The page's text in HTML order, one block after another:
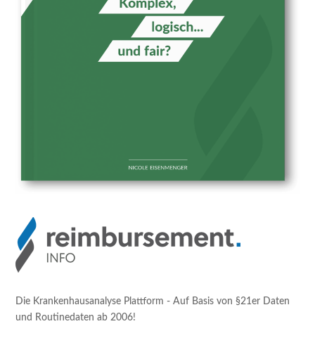
Die Krankenhausanalyse Plattform - Auf Basis von §21er Daten
und Routinedaten ab 2006!